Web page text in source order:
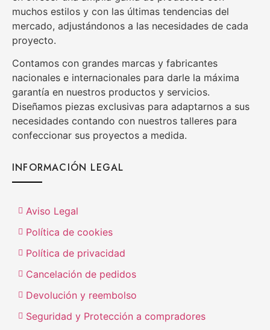
muchos estilos y con las últimas tendencias del
mercado, adjustándonos a las necesidades de cada
proyecto.
Contamos con grandes marcas y fabricantes
nacionales e internacionales para darle la máxima
garantía en nuestros productos y servicios.
Diseñamos piezas exclusivas para adaptarnos a sus
necesidades contando con nuestros talleres para
confeccionar sus proyectos a medida.
INFORMACIÓN LEGAL
Aviso Legal
Política de cookies
Política de privacidad
Cancelación de pedidos
Devolución y reembolso
Seguridad y Protección a compradores